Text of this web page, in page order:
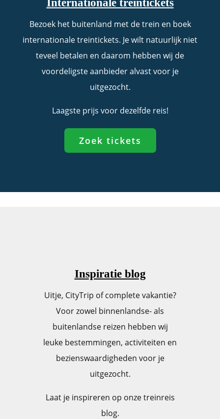
Internationale treintickets
Bezoek het buitenland met de trein en boek
internationale treintickets. Je wilt natuurlijk niet
teveel betalen en daarom hebben wij de
voordeligste aanbieder alvast voor je
uitgezocht.
Laagste prijs voor dezelfde reis!
Zoek tickets
Inspiratie blog
Uitje, CityTrip of complete vakantie?
Voor zowel binnenlandse- als
buitenlandse reizen hebben wij
leuke bestemmingen, activiteiten en
bezienswaardigheden voor je
uitgezocht.
Laat je inspireren op onze treinreis
blog.